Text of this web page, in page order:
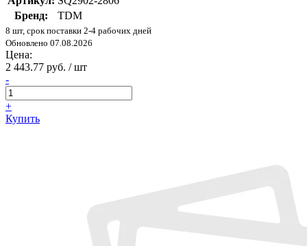
Бренд:
TDM
8 шт, срок поставки 2-4 рабочих дней
Обновлено 07.08.2026
Цена:
2 443.77 руб. / шт
-
+
Купить